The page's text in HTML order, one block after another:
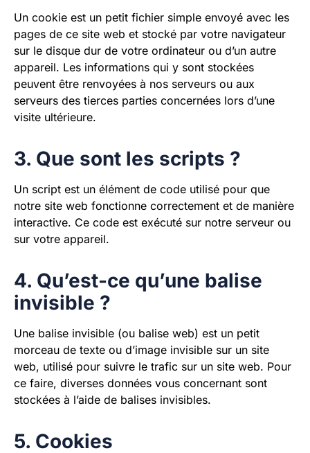
Un cookie est un petit fichier simple envoyé avec les
pages de ce site web et stocké par votre navigateur
sur le disque dur de votre ordinateur ou d’un autre
appareil. Les informations qui y sont stockées
peuvent être renvoyées à nos serveurs ou aux
serveurs des tierces parties concernées lors d’une
visite ultérieure.
3. Que sont les scripts ?
Un script est un élément de code utilisé pour que
notre site web fonctionne correctement et de manière
interactive. Ce code est exécuté sur notre serveur ou
sur votre appareil.
4. Qu’est-ce qu’une balise
invisible ?
Une balise invisible (ou balise web) est un petit
morceau de texte ou d’image invisible sur un site
web, utilisé pour suivre le trafic sur un site web. Pour
ce faire, diverses données vous concernant sont
stockées à l’aide de balises invisibles.
5. Cookies